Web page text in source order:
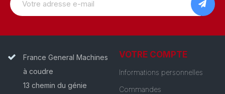
France General Machines
à coudre
13 chemin du génie
VOTRE COMPTE
Informations personnelles
Commandes